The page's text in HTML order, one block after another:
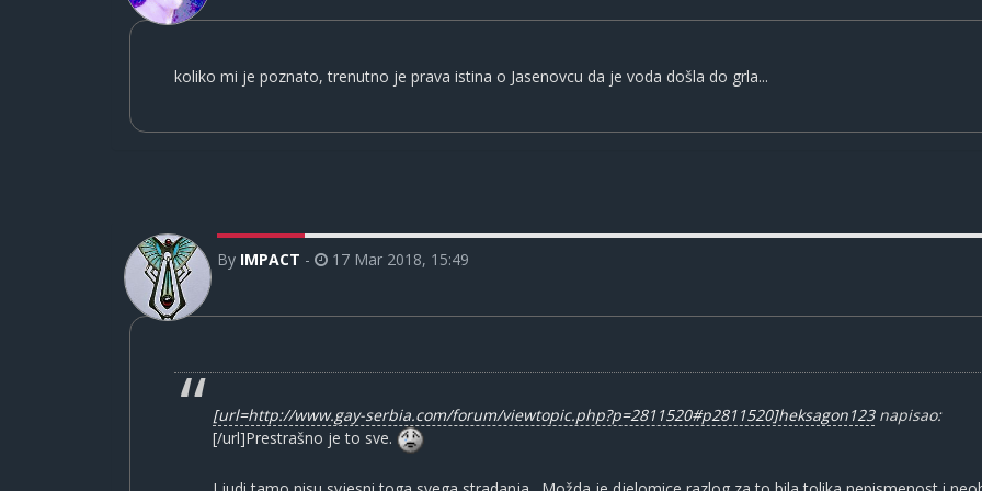
koliko mi je poznato, trenutno je prava istina o Jasenovcu da je voda došla do grla...
By IMPACT - 17 Mar 2018, 15:49
[url=http://www.gay-serbia.com/forum/viewtopic.php?p=2811520#p2811520]heksagon123napisao:
[/url]Prestrašno je to sve.